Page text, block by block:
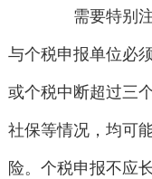
需要特别注
与个税申报单位必
或个税中断超过三
社保等情况，均可
险。个税申报不应